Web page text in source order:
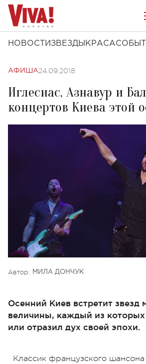
НОВОСТИ ЗВЕЗДЫ КРАСА
АФИША24.09.2018
Иглесиас, Азнавур и
концертов Киева этой
Автор: МИЛА ДОНЧУК
Осенний Киев встретит звезд
величины, каждый из
или отразил дух своей эпохи.
Классик французского